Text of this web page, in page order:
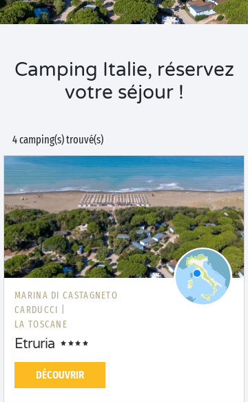
Camping Italie, réservez
votre séjour !
4 camping(s) trouvé(s)
MARINA DI CASTAGNETO
CARDUCCI |
LA TOSCANE
Etruria
DÉCOUVRIR